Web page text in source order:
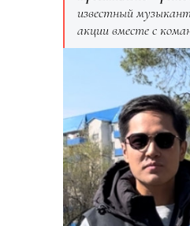
известный
акции вместе с